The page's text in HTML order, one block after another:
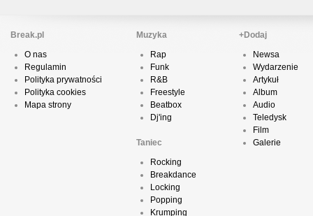
Break.pl
O nas
Regulamin
Polityka prywatności
Polityka cookies
Mapa strony
Muzyka
Rap
Funk
R&B
Freestyle
Beatbox
Dj'ing
Taniec
Rocking
Breakdance
Locking
Popping
Krumping
+Dodaj
Newsa
Wydarzenie
Artykuł
Album
Audio
Teledysk
Film
Galerie